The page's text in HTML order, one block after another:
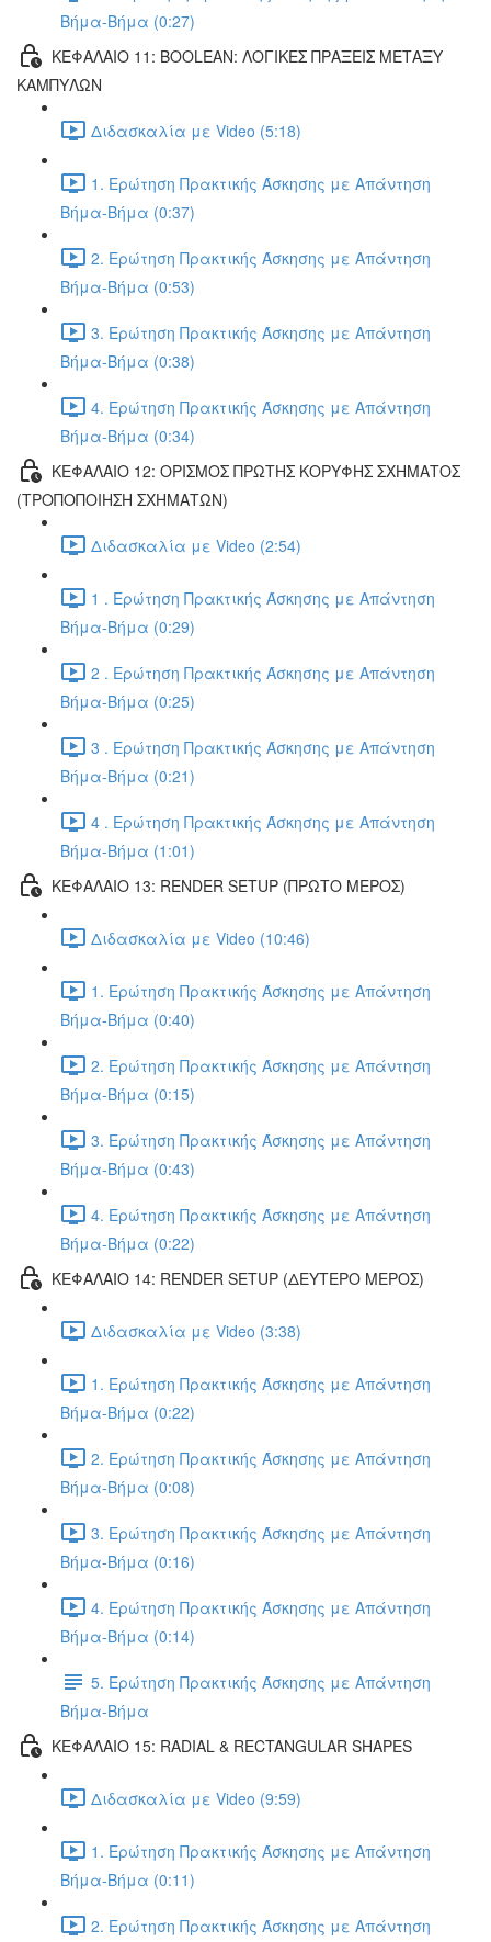
Βήμα-Βήμα (0:27)
ΚΕΦΑΛΑΙΟ 11: BOOLEAN: ΛΟΓΙΚΕΣ ΠΡΑΞΕΙΣ ΜΕΤΑΞΥ
ΚΑΜΠΥΛΩΝ
Διδασκαλία με Video (5:18)
1. Ερώτηση Πρακτικής Άσκησης με Απάντηση
Βήμα-Βήμα (0:37)
2. Ερώτηση Πρακτικής Άσκησης με Απάντηση
Βήμα-Βήμα (0:53)
3. Ερώτηση Πρακτικής Άσκησης με Απάντηση
Βήμα-Βήμα (0:38)
4. Ερώτηση Πρακτικής Άσκησης με Απάντηση
Βήμα-Βήμα (0:34)
ΚΕΦΑΛΑΙΟ 12: ΟΡΙΣΜΟΣ ΠΡΩΤΗΣ ΚΟΡΥΦΗΣ ΣΧΗΜΑΤΟΣ
(ΤΡΟΠΟΠΟΙΗΣΗ ΣΧΗΜΑΤΩΝ)
Διδασκαλία με Video (2:54)
1 . Ερώτηση Πρακτικής Άσκησης με Απάντηση
Βήμα-Βήμα (0:29)
2 . Ερώτηση Πρακτικής Άσκησης με Απάντηση
Βήμα-Βήμα (0:25)
3 . Ερώτηση Πρακτικής Άσκησης με Απάντηση
Βήμα-Βήμα (0:21)
4 . Ερώτηση Πρακτικής Άσκησης με Απάντηση
Βήμα-Βήμα (1:01)
ΚΕΦΑΛΑΙΟ 13: RENDER SETUP (ΠΡΩΤΟ ΜΕΡΟΣ)
Διδασκαλία με Video (10:46)
1. Ερώτηση Πρακτικής Άσκησης με Απάντηση
Βήμα-Βήμα (0:40)
2. Ερώτηση Πρακτικής Άσκησης με Απάντηση
Βήμα-Βήμα (0:15)
3. Ερώτηση Πρακτικής Άσκησης με Απάντηση
Βήμα-Βήμα (0:43)
4. Ερώτηση Πρακτικής Άσκησης με Απάντηση
Βήμα-Βήμα (0:22)
ΚΕΦΑΛΑΙΟ 14: RENDER SETUP (ΔΕΥΤΕΡΟ ΜΕΡΟΣ)
Διδασκαλία με Video (3:38)
1. Ερώτηση Πρακτικής Άσκησης με Απάντηση
Βήμα-Βήμα (0:22)
2. Ερώτηση Πρακτικής Άσκησης με Απάντηση
Βήμα-Βήμα (0:08)
3. Ερώτηση Πρακτικής Άσκησης με Απάντηση
Βήμα-Βήμα (0:16)
4. Ερώτηση Πρακτικής Άσκησης με Απάντηση
Βήμα-Βήμα (0:14)
5. Ερώτηση Πρακτικής Άσκησης με Απάντηση
Βήμα-Βήμα
ΚΕΦΑΛΑΙΟ 15: RADIAL & RECTANGULAR SHAPES
Διδασκαλία με Video (9:59)
1. Ερώτηση Πρακτικής Άσκησης με Απάντηση
Βήμα-Βήμα (0:11)
2. Ερώτηση Πρακτικής Άσκησης με Απάντηση